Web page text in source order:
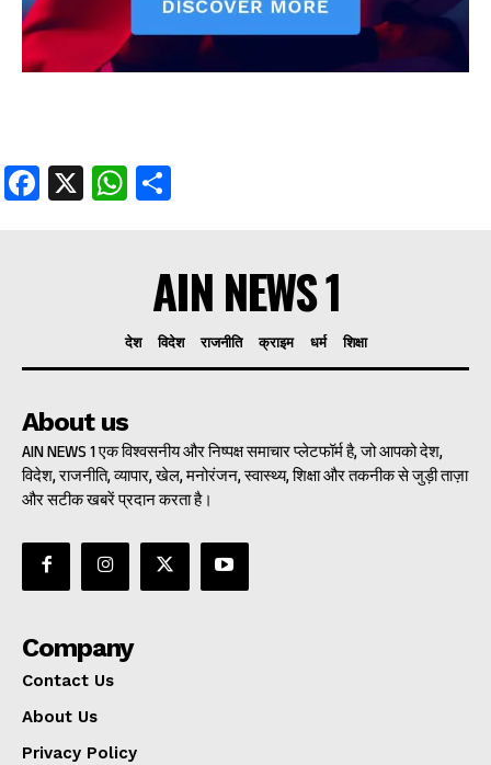
Facebook
X WhatsApp
AIN NEWS 1
देश विदेश राजनीति क्राइम धर्म शिक्षा
About us
AIN NEWS 1 एक विश्वसनीय और निष्पक्ष समाचार प्लेटफॉर्म है, जो आपको देश,
विदेश, राजनीति, व्यापार, खेल, मनोरंजन, स्वास्थ्य, शिक्षा और तकनीक से जुड़ी ताज़ा
और सटीक खबरें प्रदान करता है।
Company
Contact Us
About Us
Privacy Policy